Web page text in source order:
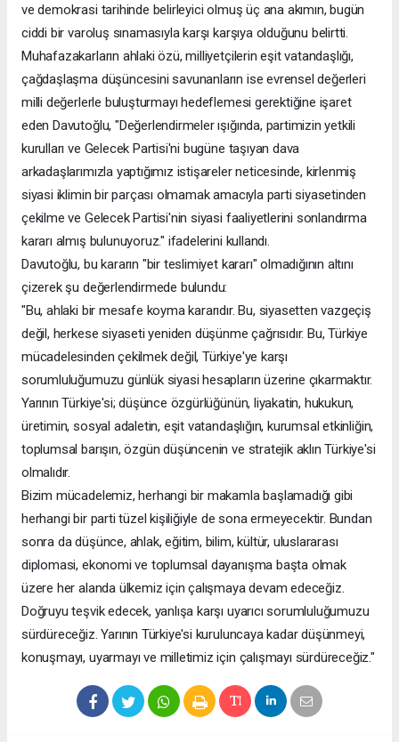
ve demokrasi tarihinde belirleyici olmuş üç ana akımın, bugün
ciddi bir varoluş sınamasıyla karşı karşıya olduğunu belirtti.
Muhafazakarların ahlaki özü, milliyetçilerin eşit vatandaşlığı,
çağdaşlaşma düşüncesini savunanların ise evrensel değerleri
milli değerlerle buluşturmayı hedeflemesi gerektiğine işaret
eden Davutoğlu, "Değerlendirmeler ışığında, partimizin yetkili
kurulları ve Gelecek Partisi'ni bugüne taşıyan dava
arkadaşlarımızla yaptığımız istişareler neticesinde, kirlenmiş
siyasi iklimin bir parçası olmamak amacıyla parti siyasetinden
çekilme ve Gelecek Partisi'nin siyasi faaliyetlerini sonlandırma
kararı almış bulunuyoruz." ifadelerini kullandı.
Davutoğlu, bu kararın "bir teslimiyet kararı" olmadığının altını
çizerek şu değerlendirmede bulundu:
"Bu, ahlaki bir mesafe koyma kararıdır. Bu, siyasetten vazgeçiş
değil, herkese siyaseti yeniden düşünme çağrısıdır. Bu, Türkiye
mücadelesinden çekilmek değil, Türkiye'ye karşı
sorumluluğumuzu günlük siyasi hesapların üzerine çıkarmaktır.
Yarının Türkiye'si; düşünce özgürlüğünün, liyakatin, hukukun,
üretimin, sosyal adaletin, eşit vatandaşlığın, kurumsal etkinliğin,
toplumsal barışın, özgün düşüncenin ve stratejik aklın Türkiye'si
olmalıdır.
Bizim mücadelemiz, herhangi bir makamla başlamadığı gibi
herhangi bir parti tüzel kişiliğiyle de sona ermeyecektir. Bundan
sonra da düşünce, ahlak, eğitim, bilim, kültür, uluslararası
diplomasi, ekonomi ve toplumsal dayanışma başta olmak
üzere her alanda ülkemiz için çalışmaya devam edeceğiz.
Doğruyu teşvik edecek, yanlışa karşı uyarıcı sorumluluğumuzu
sürdüreceğiz. Yarının Türkiye'si kuruluncaya kadar düşünmeyi,
konuşmayı, uyarmayı ve milletimiz için çalışmayı sürdüreceğiz."